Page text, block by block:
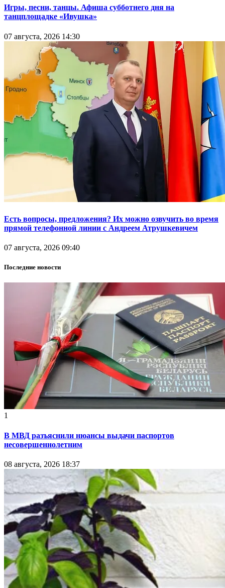
Игры, песни, танцы. Афиша субботнего дня на
танцплощадке «Ивушка»
07 августа, 2026 14:30
Есть вопросы, предложения? Их можно озвучить во время
прямой телефонной линии с Андреем Атрушкевичем
07 августа, 2026 09:40
Последние новости
1
В МВД разъяснили нюансы выдачи паспортов
несовершеннолетним
08 августа, 2026 18:37